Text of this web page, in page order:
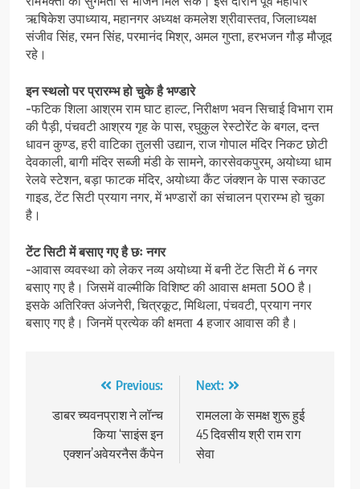
ऋषिकेश उपाध्याय, महानगर अध्यक्ष कमलेश श्रीवास्तव, जिलाध्यक्ष
संजीव सिंह, रमन सिंह, परमानंद मिश्र, अमल गुप्ता, हरभजन गौड़ मौजूद
रहे।
इन स्थलो पर प्रारम्भ हो चुके है भण्डारे
-फटिक शिला आश्रम राम घाट हाल्ट, निरीक्षण भवन सिचाई विभाग राम
की पैड़ी, पंचवटी आश्रय गृह के पास, रघुकुल रेस्टोरेंट के बगल, दन्त
धावन कुण्ड, हरी वाटिका तुलसी उद्यान, राज गोपाल मंदिर निकट छोटी
देवकाली, बागी मंदिर सब्जी मंडी के सामने, कारसेवकपुरम्, अयोध्या धाम
रेलवे स्टेशन, बड़ा फाटक मंदिर, अयोध्या कैंट जंक्शन के पास स्काउट
गाइड, टेंट सिटी प्रयाग नगर, में भण्डारों का संचालन प्रारम्भ हो चुका
है।
टेंट सिटी में बसाए गए है छः नगर
-आवास व्यवस्था को लेकर नव्य अयोध्या में बनी टेंट सिटी में 6 नगर
बसाए गए है। जिसमें वाल्मीकि विशिष्ट की आवास क्षमता 500 है।
इसके अतिरिक्त अंजनेरी, चित्रकूट, मिथिला, पंचवटी, प्रयाग नगर
बसाए गए है। जिनमें प्रत्येक की क्षमता 4 हजार आवास की है।
navigation
Previous:
डाबर च्यवनप्राश ने लॉन्च
किया ‘साइंस इन
एक्शन’अवेयरनैस कैंपेन
Next:
रामलला के समक्ष शुरू हुई
45 दिवसीय श्री राम राग
सेवा